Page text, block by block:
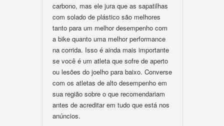
carbono, mas ele jura que as sapatilhas
com solado de plástico são melhores
tanto para um melhor desempenho com
a bike quanto uma melhor performance
na corrida. Isso é ainda mais importante
se você é um atleta que sofre de aperto
ou lesões do joelho para baixo. Converse
com os atletas de alto desempenho em
sua região sobre o que recomendariam
antes de acreditar em tudo que está nos
anúncios.